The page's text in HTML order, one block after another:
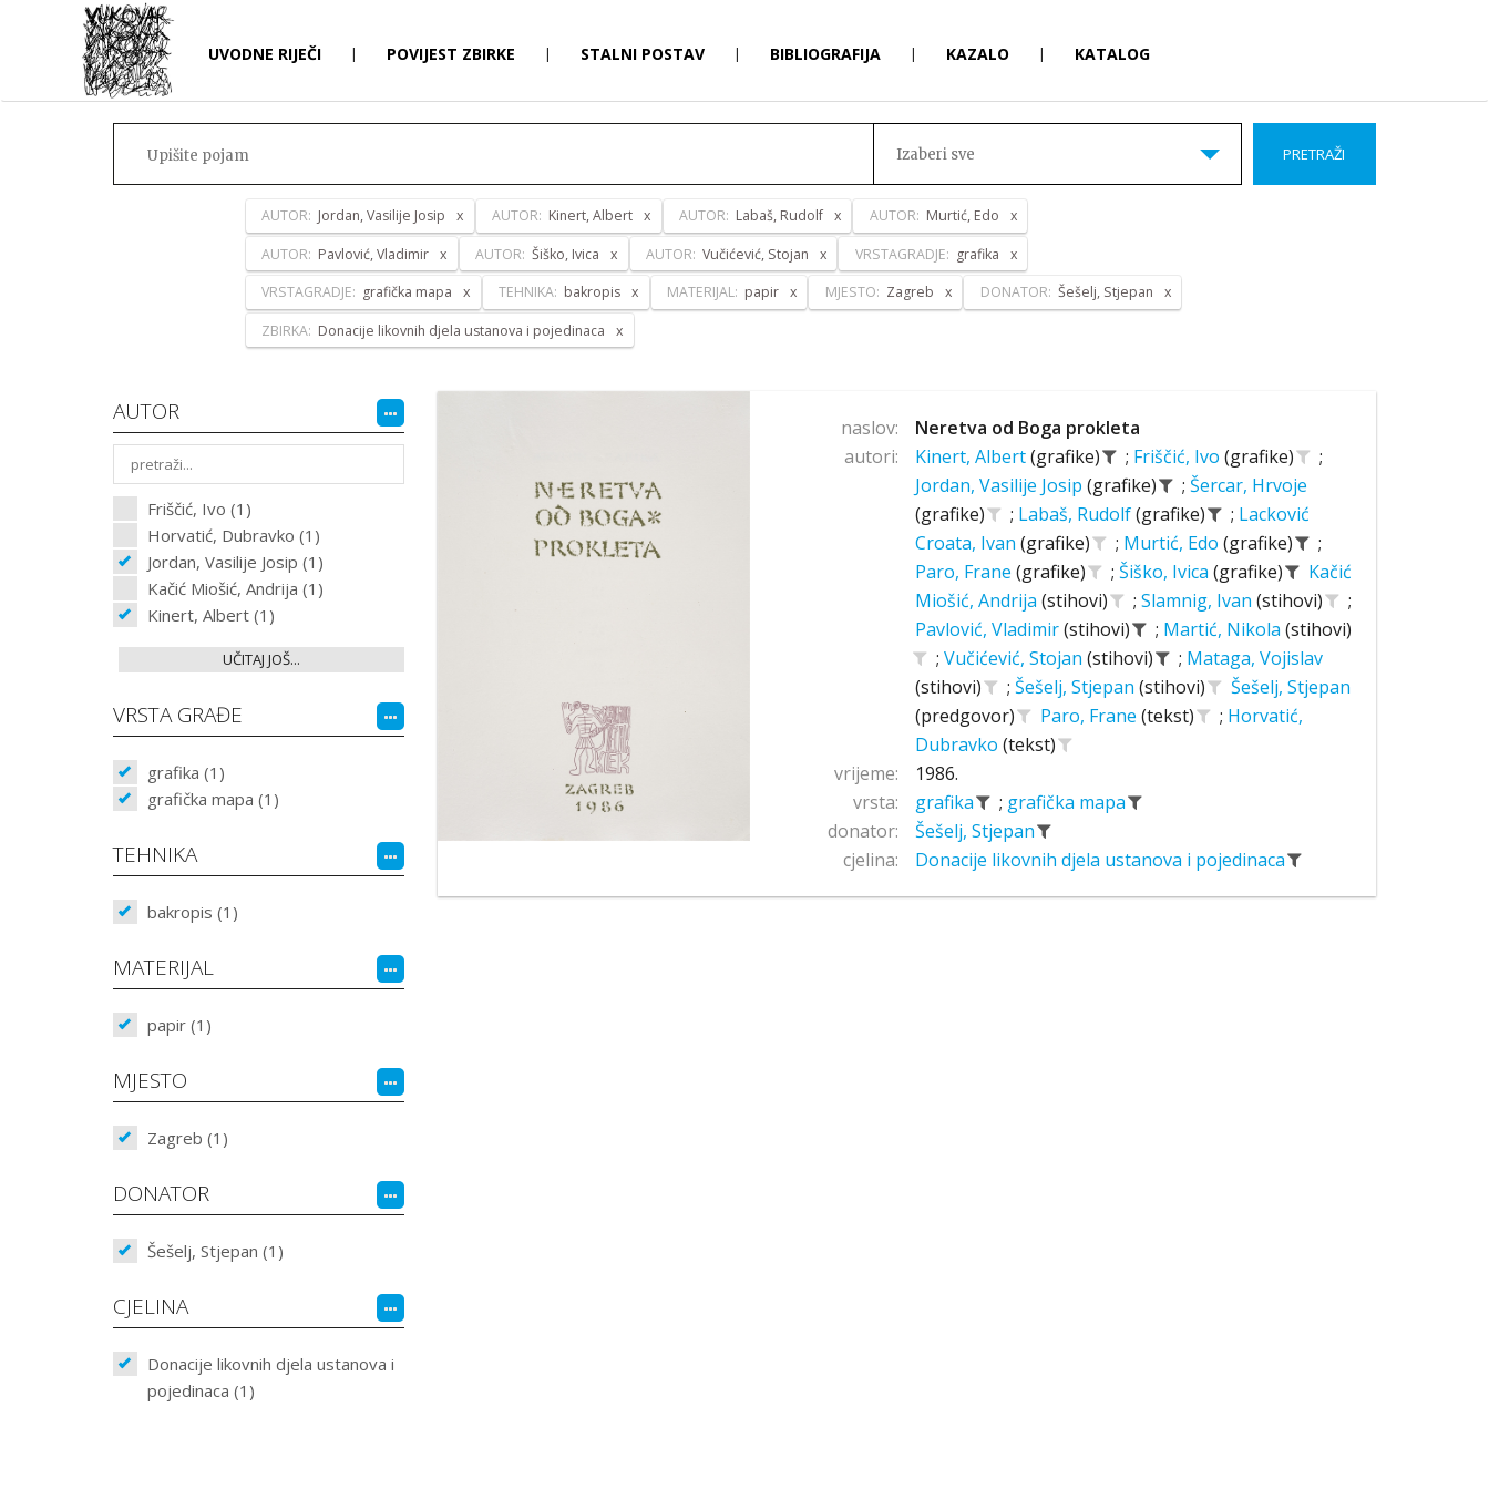
UVODNE RIJEČI | POVIJEST ZBIRKE | STALNI POSTAV | BIBLIOGRAFIJA | KAZALO | KATALOG
Izaberi sve PRETRAŽI
AUTOR: Jordan, Vasilije Josip AUTOR: Kinert, Albert AUTOR: Labaš, Rudolf AUTOR: Murtić, Edo
AUTOR: Pavlović, Vladimir AUTOR: Šiško, Ivica AUTOR: Vučićević, Stojan VRSTAGRADJE: grafika
VRSTAGRADJE: grafička mapa TEHNIKA: bakropis MATERIJAL: papir MJESTO: Zagreb DONATOR: Šešelj, Stjepan
ZBIRKA: Donacije likovnih djela ustanova i pojedinaca
AUTOR
Friščić, Ivo (1)
Horvatić, Dubravko (1)
Jordan, Vasilije Josip (1)
Kačić Miošić, Andrija (1)
Kinert, Albert (1)
UČITAJ JOŠ...
VRSTA GRAĐE
grafika (1)
grafička mapa (1)
TEHNIKA
bakropis (1)
MATERIJAL
papir (1)
MJESTO
Zagreb (1)
DONATOR
Šešelj, Stjepan (1)
CJELINA
Donacije likovnih djela ustanova i
pojedinaca (1)
naslov:
Neretva od Boga prokleta
autori:
Kinert, Albert(grafike) ; Friščić, Ivo (grafike)
;
Jordan, Vasilije Josip (grafike) ; Šercar, Hrvoje
(grafike)
; Labaš, Rudolf(grafike) ; Lacković
Croata, Ivan (grafike) ; Murtić, Edo (grafike)
;
Paro, Frane (grafike) ; Šiško, Ivica (grafike)
Kačić
Miošić, Andrija (stihovi) ; Slamnig, Ivan (stihovi)
;
Pavlović, Vladimir(stihovi) ; Martić, Nikola (stihovi)
; Vučićević, Stojan (stihovi) ; Mataga, Vojislav
(stihovi)
; Šešelj, Stjepan (stihovi)
Šešelj, Stjepan
(predgovor)
Paro, Frane (tekst) ; Horvatić,
Dubravko (tekst)
vrijeme:
1986.
vrsta:
grafika ; grafička mapa
donator:
Šešelj, Stjepan
cjelina:
Donacije likovnih djela ustanova i pojedinaca